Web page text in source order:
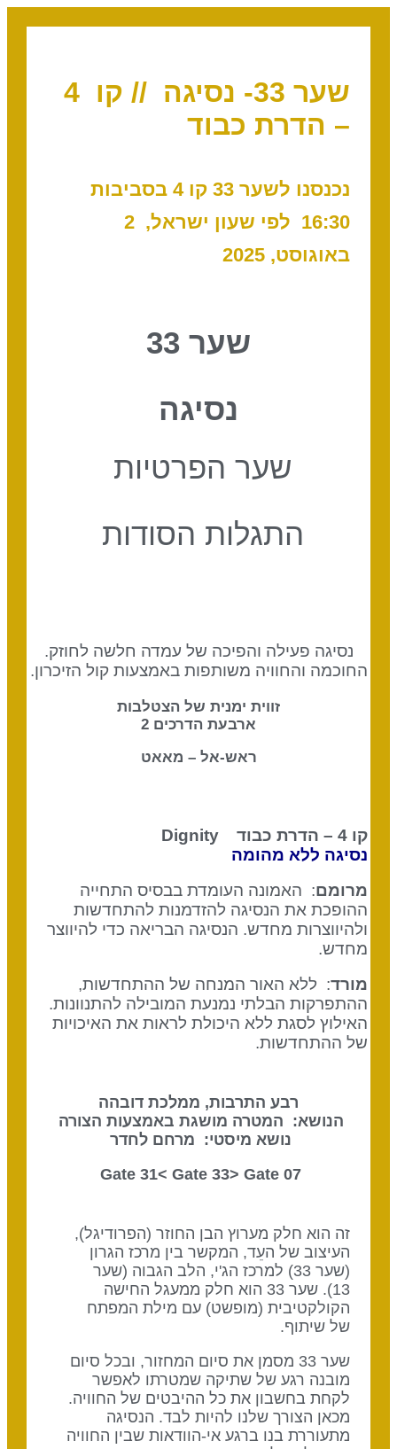
שער 33- נסיגה // קו 4
– הדרת כבוד
נכנסנו לשער 33 קו 4 בסביבות
באוגוסט, 2025
שער 33
נסיגה
שער הפרטיות
התגלות הסודות
נסיגה פעילה והפיכה של עמדה חלשה לחוזק.
החוכמה והחוויה משותפות באמצעות קול הזיכרון.
זווית ימנית של הצטלבות
ארבעת הדרכים 2
ראש-אל – מאאט
קו 4 – הדרת כבוד
Dignity
נסיגה ללא מהומה
מרומם: האמונה העומדת בבסיס התחייה
ההופכת את הנסיגה להזדמנות להתחדשות
ולהיווצרות מחדש. הנסיגה הבריאה כדי להיווצר
מחדש.
מורד: ללא האור המנחה של ההתחדשות,
ההתפרקות הבלתי נמנעת המובילה להתנוונות.
האילוץ לסגת ללא היכולת לראות את האיכויות
של ההתחדשות.
רבע התרבות, ממלכת דובהה
הנושא: המטרה מושגת באמצעות הצורה
נושא מיסטי: מרחם לחדר
07 Gate 31<
Gate 33 > Gate
זה הוא חלק מערוץ הבן החוזר (הפרודיגל),
העיצוב של העֵד, המקשר בין מרכז הגרון
(שער 33) למרכז הג'י, הלב הגבוה (שער
13). שער 33 הוא חלק ממעגל החישה
הקולקטיבית (מופשט) עם מילת המפתח
של שיתוף.
שער 33 מסמן את סיום המחזור, ובכל סיום
מובנה רגע של שתיקה שמטרתו לאפשר
לקחת בחשבון את כל ההיבטים של החוויה.
מכאן הצורך שלנו להיות לבד. הנסיגה
מתעוררת בנו ברגע אי-הוודאות שבין החוויה